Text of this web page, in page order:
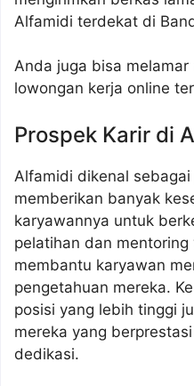
Alfamidi terdekat di
Anda juga bisa
lowongan kerja online
Prospek Karir di
Alfamidi dikenal
memberikan banyak
karyawannya untuk
pelatihan dan
membantu karyawan
pengetahuan mereka.
posisi yang lebih tinggi
mereka yang
dedikasi.